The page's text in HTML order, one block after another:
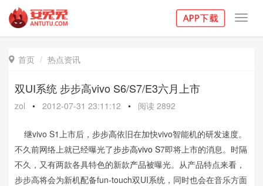
 首页 热点资讯
双UI系统 步步高vivo S6/S7/E3六月上市
zol • 2012-07-31 23:11:12 • 阅读 2892
继vivo S1上市后， 步步高依旧在加快vivo智能机的研发速度。
不久前网络上就已经曝光了步步高vivo S7即将上市的消息。时隔
不久，又有两款各具特色的新款产品被曝光。从产品特点来看，
步步高将会为新机配备fun-touch双UI系统，同时也会在音乐方面